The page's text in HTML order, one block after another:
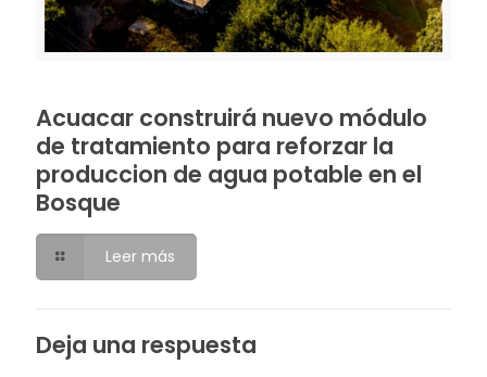
Acuacar construirá nuevo módulo
de tratamiento para reforzar la
produccion de agua potable en el
Bosque
Leer más
Deja una respuesta